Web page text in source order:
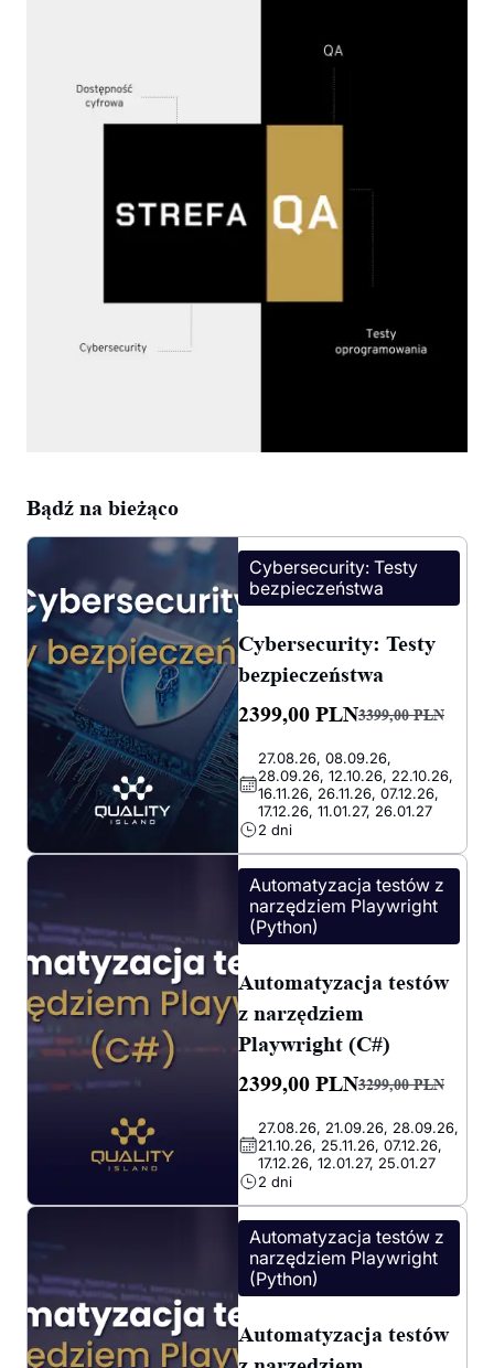
Bądź na bieżąco
Cybersecurity: Testy
bezpieczeństwa
Cybersecurity: Testy
bezpieczeństwa
3399,00PLN
Pierwotna
cena
wynosiła:
3399,00 PLN.
2399,00PLN
Aktualna
cena
wynosi:
2399,00 PLN.
27.08.26, 08.09.26,
28.09.26, 12.10.26, 22.10.26,
16.11.26, 26.11.26, 07.12.26,
17.12.26, 11.01.27, 26.01.27
2 dni
Automatyzacja testów z
narzędziem Playwright
(Python)
Automatyzacja testów
z narzędziem
Playwright (C#)
3299,00PLN
cena
wynosiła:
3299,00 PLN.
2399,00PLN
cena
wynosi:
2399,00 PLN.
27.08.26, 21.09.26, 28.09.26,
21.10.26, 25.11.26, 07.12.26,
17.12.26, 12.01.27, 25.01.27
2 dni
Automatyzacja testów z
narzędziem Playwright
(Python)
Automatyzacja testów